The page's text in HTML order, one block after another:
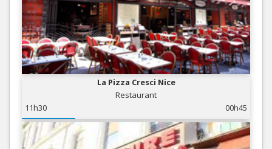
La Pizza Cresci Nice
Restaurant
11h30
00h45